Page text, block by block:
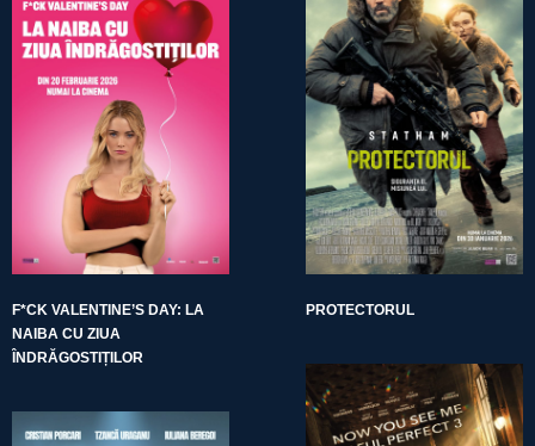
F*CK VALENTINE’S DAY: LA
NAIBA CU ZIUA
ÎNDRĂGOSTIȚILOR
PROTECTORUL